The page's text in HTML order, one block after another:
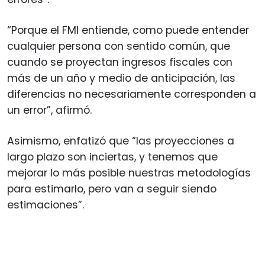
“Porque el FMI entiende, como puede entender
cualquier persona con sentido común, que
cuando se proyectan ingresos fiscales con
más de un año y medio de anticipación, las
diferencias no necesariamente corresponden a
un error”, afirmó.
Asimismo, enfatizó que “las proyecciones a
largo plazo son inciertas, y tenemos que
mejorar lo más posible nuestras metodologías
para estimarlo, pero van a seguir siendo
estimaciones”.